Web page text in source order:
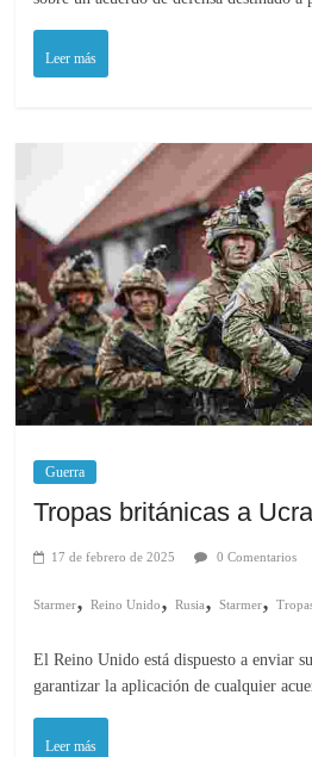
Leer más
Guerra
Tropas británicas a
17 de febrero de 2025 0 Comentarios
Starmer,Reino Unido,Rusia,Starmer,
El Reino Unido está dispuesto a enviar
garantizar la aplicación de cualquier
Leer más